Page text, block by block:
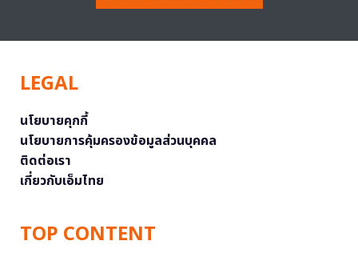
LEGAL
นโยบายคุกกี้
นโยบายการคุ้มครองข้อมูลส่วนบุคคล
ติดต่อเรา
เกี่ยวกับเอ็มไทย
TOP CONTENT